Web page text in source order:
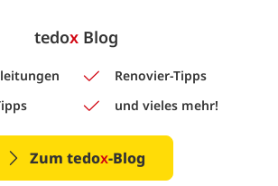
tedoxBlog
Renovier-Tipps
und vieles mehr!
Zum tedox-Blog